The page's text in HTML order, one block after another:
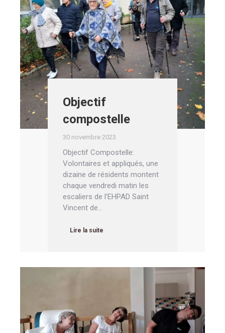
Objectif
compostelle
30 novembre 2023
Objectif Compostelle:
Volontaires et appliqués, une
dizaine de résidents montent
chaque vendredi matin les
escaliers de l’EHPAD Saint
Vincent de…
Lire la suite